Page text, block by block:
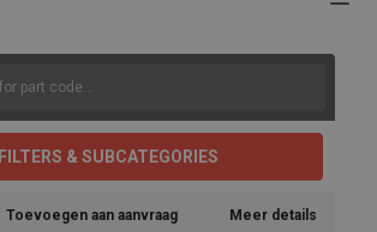
FILTERS & SUBCATEGORIES
Toevoegen aan aanvraag Meer details